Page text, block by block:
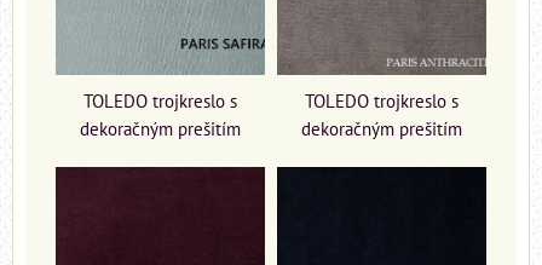
TOLEDO trojkreslo s
dekoračným prešitím
TOLEDO trojkreslo s
dekoračným prešitím